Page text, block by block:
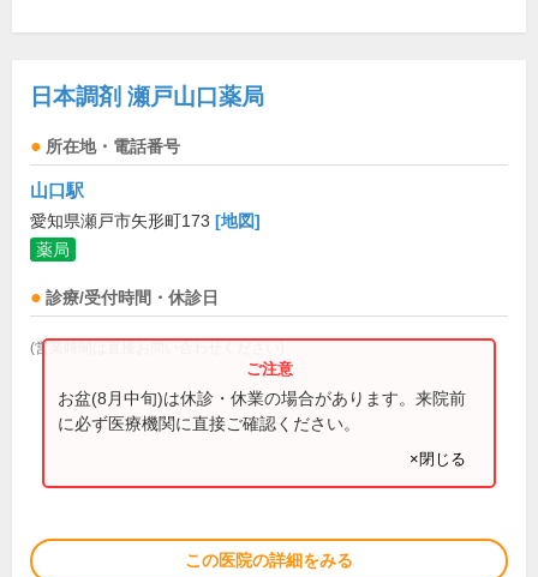
日本調剤 瀬戸山口薬局
所在地・電話番号
山口駅
愛知県瀬戸市矢形町173 [地図]
薬局
診療/受付時間・休診日
(営業時間は直接お問い合わせください)
お盆(8月中旬)は休診・休業の場合があります。来院前
に必ず医療機関に直接ご確認ください。
×閉じる
この医院の詳細をみる